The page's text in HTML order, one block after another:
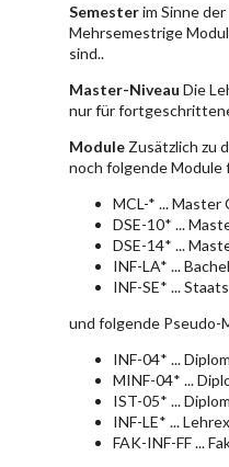
Semesterim Sinne
Mehrsemestrige
sind..
Master-Niveau Die
nur für
Module Zusätzlich zu
noch folgende Module
MCL-* ... Master
DSE-10* ...
DSE-14* ...
INF-LA* ...
INF-SE* ...
und folgende Pseudo-
INF-04* ...
MINF-04* ...
IST-05* ...
INF-LE* ...
FAK-INF-FF ...